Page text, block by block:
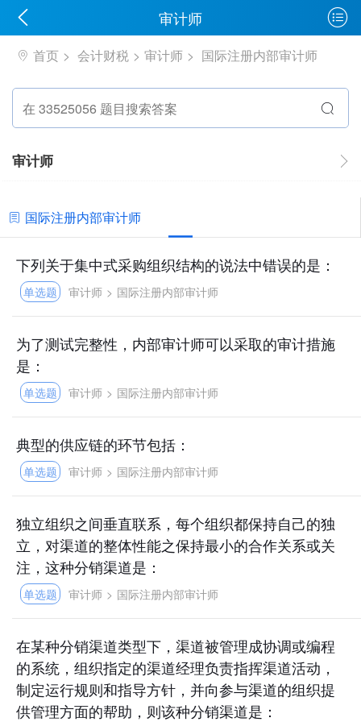
审计师
首页 会计财税 审计师 国际注册内部审计师
审计师
国际注册内部审计师
下列关于集中式采购组织结构的说法中错误的是：
单选题 审计师 > 国际注册内部审计师
为了测试完整性，内部审计师可以采取的审计措施
是：
单选题 审计师 > 国际注册内部审计师
典型的供应链的环节包括：
单选题 审计师 > 国际注册内部审计师
独立组织之间垂直联系，每个组织都保持自己的独
立，对渠道的整体性能之保持最小的合作关系或关
注，这种分销渠道是：
单选题 审计师 > 国际注册内部审计师
在某种分销渠道类型下，渠道被管理成协调或编程
的系统，组织指定的渠道经理负责指挥渠道活动，
制定运行规则和指导方针，并向参与渠道的组织提
供管理方面的帮助，则该种分销渠道是：